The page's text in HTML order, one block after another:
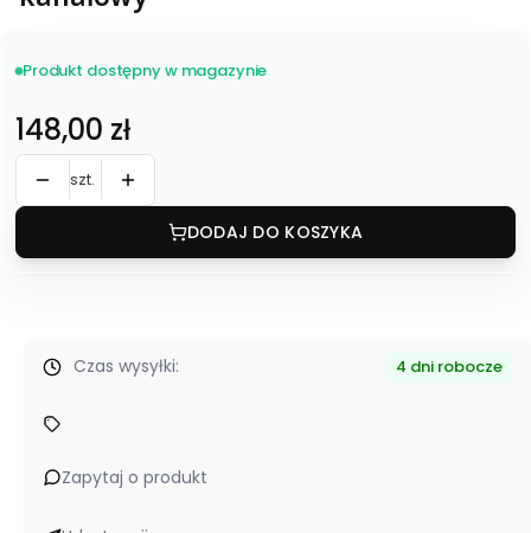
Produkt dostępny w magazynie
Cena
148,00 zł
szt.
DODAJ DO KOSZYKA
Czas wysyłki: 4 dni robocze
Zapytaj o produkt